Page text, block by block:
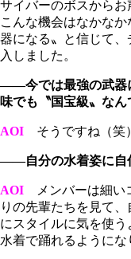
サイバーのボスからお
こんな機会はなかな
器になる〟と信じて
入しました。
――今では最強の武器
味でも〝国宝級〟なん
AOI そうですね（笑
――自分の水着姿に自
AOI メンバーは細い
りの先輩たちを見て
にスタイルに気を使
水着で踊れるようにな